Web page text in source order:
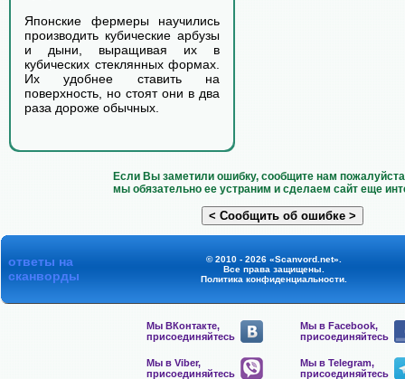
Японские фермеры научились
производить кубические арбузы
и дыни, выращивая их в
кубических стеклянных формах.
Их удобнее ставить на
поверхность, но стоят они в два
раза дороже обычных.
Если Вы заметили ошибку, сообщите нам
мы обязательно ее устраним и сделаем сайт еще
ответы на
сканворды
© 2010 - 2026 «Scanvord.net».
Все права защищены.
Политика конфиденциальности.
Мы ВКонтакте,
присоединяйтесь
Мы в Facebook,
присоединяйтесь
Мы в Viber,
присоединяйтесь
Мы в Telegram,
присоединяйтесь